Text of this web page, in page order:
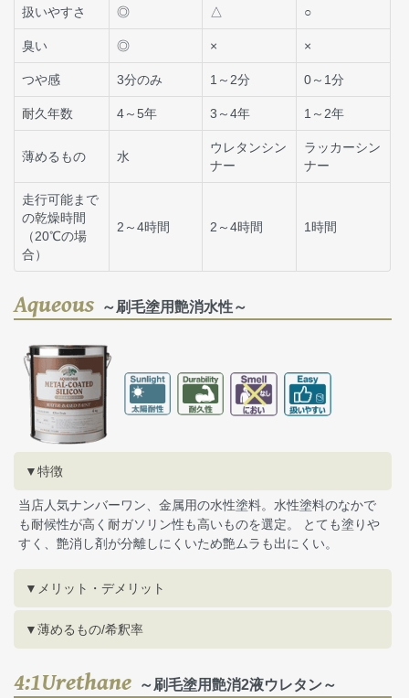
扱いやすさ ◎ △ ○
臭い ◎ × ×
つや感 3分のみ 1～2分 0～1分
耐久年数 4～5年 3～4年 1～2年
薄めるもの 水
ウレタンシン
ナー
ラッカーシン
ナー
走行可能まで
の乾燥時間
（20℃の場
合）
2～4時間 2～4時間 1時間
Aqueous ～刷毛塗用艶消水性～
▼特徴
当店人気ナンバーワン、金属用の水性塗料。水性塗料のなかで
も耐候性が高く耐ガソリン性も高いものを選定。 とても塗りや
すく、艶消し剤が分離しにくいため艶ムラも出にくい。
▼メリット・デメリット
▼薄めるもの/希釈率
4:1Urethane ～刷毛塗用艶消2液ウレタン～